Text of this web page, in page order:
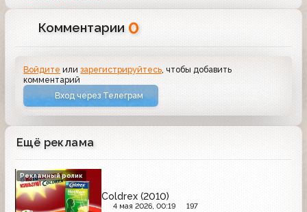
Комментарии 0
Войдите илизарегистрируйтесь, чтобы добавить
комментарий
Вход через Телеграм
Ещё реклама
Coldrex (2010)
4 мая 2026, 00:19 197
Рекламный ролик